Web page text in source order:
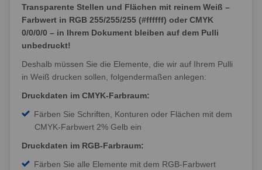
Transparente Stellen und Flächen mit reinem Weiß –
Farbwert in RGB 255/255/255 (#ffffff) oder CMYK
0/0/0/0 – in Ihrem Dokument bleiben auf dem Pulli
unbedruckt!
Deshalb müssen Sie die Elemente, die wir auf Ihrem Pulli
in Weiß drucken sollen, folgendermaßen anlegen:
Druckdaten im CMYK-Farbraum:
Färben Sie Schriften, Konturen oder Flächen mit dem
CMYK-Farbwert 2% Gelb ein
Druckdaten im RGB-Farbraum:
Färben Sie alle Elemente mit dem RGB-Farbwert